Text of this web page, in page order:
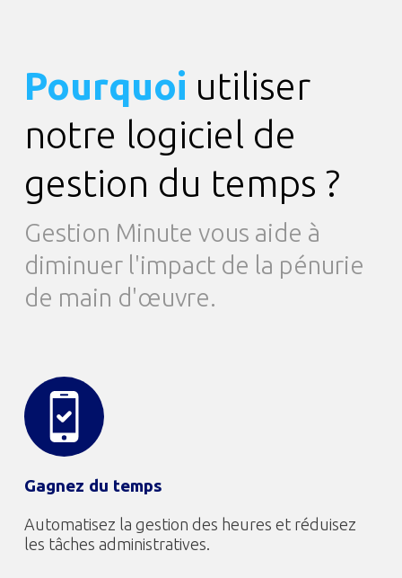
Pourquoi utiliser
notre logiciel de
gestion du temps ?
Gestion Minute vous aide à
diminuer l'impact de la pénurie
de main d'œuvre.
Gagnez du temps
Automatisez la gestion des heures et réduisez
les tâches administratives.